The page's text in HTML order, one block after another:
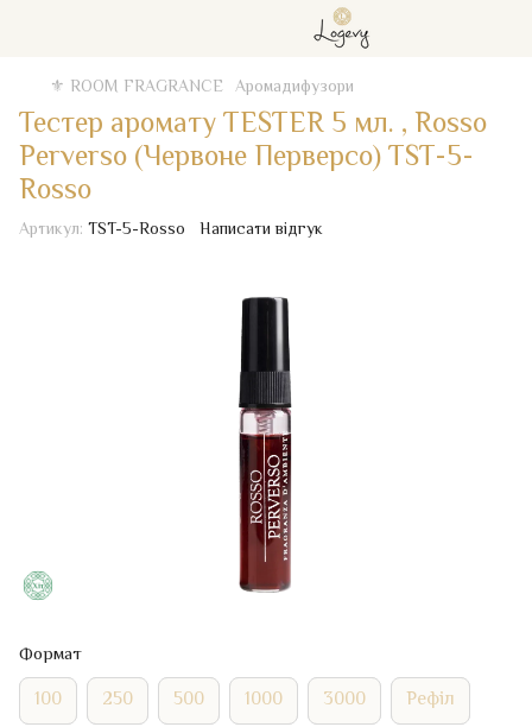
⚜️ ROOM FRAGRANCE Аромадифузори
Тестер аромату TESTER 5 мл. , Rosso
Perverso (Червоне Перверсо) TST-5-
Rosso
Артикул: TST-5-Rosso Написати відгук
Формат
100 250 500 1000 3000
Рефіл